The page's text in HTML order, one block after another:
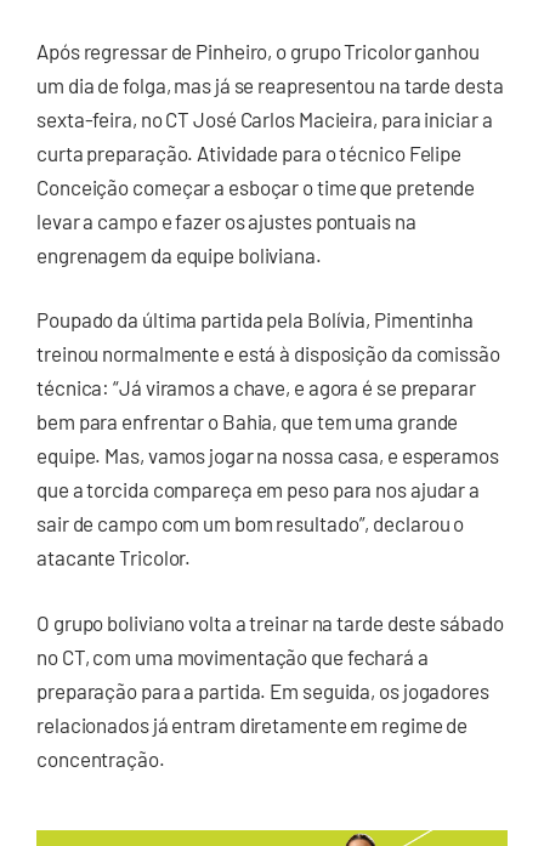
Após regressar de Pinheiro, o grupo Tricolor ganhou
um dia de folga, mas já se reapresentou na tarde desta
sexta-feira, no CT José Carlos Macieira, para iniciar a
curta preparação. Atividade para o técnico Felipe
Conceição começar a esboçar o time que pretende
levar a campo e fazer os ajustes pontuais na
engrenagem da equipe boliviana.
Poupado da última partida pela Bolívia, Pimentinha
treinou normalmente e está à disposição da comissão
técnica: “Já viramos a chave, e agora é se preparar
bem para enfrentar o Bahia, que tem uma grande
equipe. Mas, vamos jogar na nossa casa, e esperamos
que a torcida compareça em peso para nos ajudar a
sair de campo com um bom resultado”, declarou o
atacante Tricolor.
O grupo boliviano volta a treinar na tarde deste sábado
no CT, com uma movimentação que fechará a
preparação para a partida. Em seguida, os jogadores
relacionados já entram diretamente em regime de
concentração.